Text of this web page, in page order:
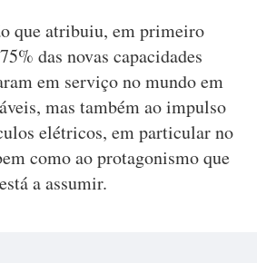
que atribuiu, em primeiro
das novas capacidades
em serviço no mundo em
mas também ao impulso
elétricos, em particular no
como ao protagonismo que
a assumir.